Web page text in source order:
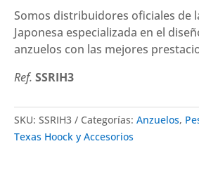
Somos distribuidores oficiales de
Japonesa especializada en el
anzuelos con las mejores
Ref. SSRIH3
SKU: SSRIH3 Categorías: Anzuelos,
Texas Hoock y Accesorios